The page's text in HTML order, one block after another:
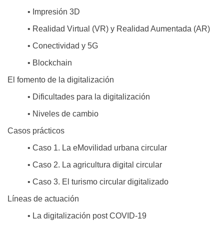
• Impresión 3D
• Realidad Virtual (VR) y Realidad Aumentada (AR)
• Conectividad y 5G
• Blockchain
El fomento de la digitalización
• Dificultades para la digitalización
• Niveles de cambio
Casos prácticos
• Caso 1. La eMovilidad urbana circular
• Caso 2. La agricultura digital circular
• Caso 3. El turismo circular digitalizado
Líneas de actuación
• La digitalización post COVID-19